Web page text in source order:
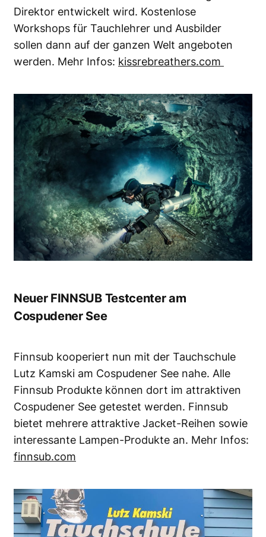
Direktor entwickelt wird. Kostenlose
Workshops für Tauchlehrer und Ausbilder
sollen dann auf der ganzen Welt angeboten
werden. Mehr Infos: kissrebreathers.com
Neuer FINNSUB Testcenter am
Cospudener See
Finnsub kooperiert nun mit der Tauchschule
Lutz Kamski am Cospudener See nahe. Alle
Finnsub Produkte können dort im attraktiven
Cospudener See getestet werden. Finnsub
bietet mehrere attraktive Jacket-Reihen sowie
interessante Lampen-Produkte an. Mehr Infos:
finnsub.com